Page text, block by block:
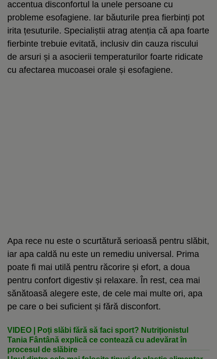
accentua disconfortul la unele persoane cu
probleme esofagiene. Iar băuturile prea fierbinți pot
irita țesuturile. Specialiștii atrag atenția că apa foarte
fierbinte trebuie evitată, inclusiv din cauza riscului
de arsuri și a asocierii temperaturilor foarte ridicate
cu afectarea mucoasei orale și esofagiene.
Apa rece nu este o scurtătură serioasă pentru slăbit,
iar apa caldă nu este un remediu universal. Prima
poate fi mai utilă pentru răcorire și efort, a doua
pentru confort digestiv și relaxare. În rest, cea mai
sănătoasă alegere este, de cele mai multe ori, apa
pe care o bei suficient și fără disconfort.
VIDEO | Poți slăbi fără să faci sport? Nutriționistul
Tania Fântână explică ce contează cu adevărat în
procesul de slăbire